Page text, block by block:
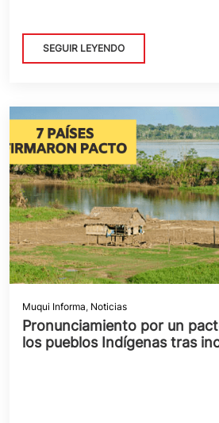
SEGUIR LEYENDO
Muqui Informa, Noticias
Pronunciamiento por un
los pueblos Indígenas tras